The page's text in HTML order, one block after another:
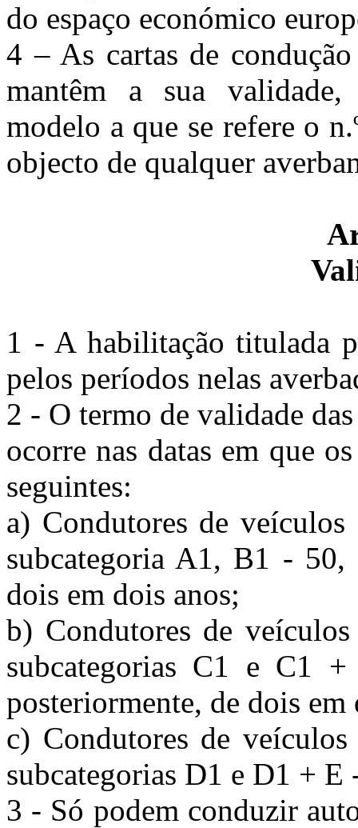
do espaço económico
4 – As cartas de
mantêm a sua
modelo a que se refere o
objecto de qualquer
1 - A habilitação titulada
pelos períodos nelas
2 - O termo de validade
ocorre nas datas em que
seguintes:
a) Condutores de
subcategoria A1, B1 -
dois em dois anos;
b) Condutores de
subcategorias C1 e C1
posteriormente, de dois em
c) Condutores de
subcategorias D1 e D1 +
3 - Só podem conduzir